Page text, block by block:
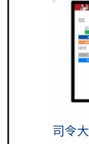
司令